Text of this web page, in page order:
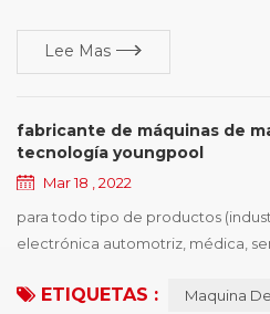
Lee Mas
fabricante de máquinas de
tecnología youngpool
Mar 18 , 2022
para todo tipo de productos
electrónica automotriz, médica,
controladores de dispositivos de
ETIQUETAS : Maquina